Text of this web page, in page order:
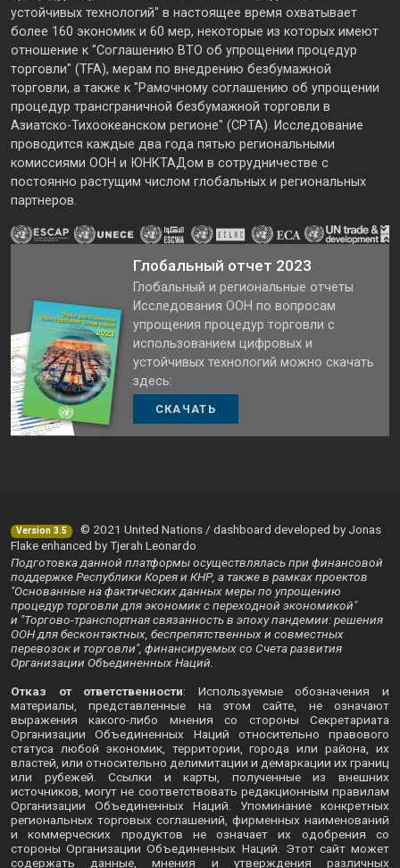
устойчивых технологий" в настоящее время охватывает
более 160 экономик и 60 мер, некоторые из которых имеют
отношение к "Соглашению ВТО об упрощении процедур
торговли" (TFA), мерам по внедрению безбумажной
торговли, а также к "Рамочному соглашению об упрощении
процедур трансграничной безбумажной торговли в
Азиатско-Тихоокеанском регионе" (CPTA). Исследование
проводится каждые два года пятью региональными
комиссиями ООН и ЮНКТАДом в сотрудничестве с
постоянно растущим числом глобальных и региональных
партнеров.
Глобальный отчет 2023
Глобальный и региональные отчеты
Исследования ООН по вопросам
упрощения процедур торговли с
использованием цифровых и
устойчивых технологий можно скачать
здесь:
СКАЧАТЬ
Version 3.5
© 2021 United Nations / dashboard developed by Jonas
Flake enhanced by Tjerah Leonardo
Подготовка данной платформы осуществлялась при финансовой
поддержке Республики Корея и КНР, а также в рамках проектов
"Основанные на фактических данных меры по упрощению
процедур торговли для экономик с переходной экономикой"
и "Торгово-транспортная связанность в эпоху пандемии: решения
ООН для бесконтактных, беспрепятственных и совместных
перевозок и торговли", финансируемых со Счета развития
Организации Объединенных Наций.
Отказ от ответственности: Используемые обозначения и
материалы, представленные на этом сайте, не означают
выражения какого-либо мнения со стороны Секретариата
Организации Объединенных Наций относительно правового
статуса любой экономик, территории, города или района, их
властей, или относительно делимитации и демаркации их границ
или рубежей. Ссылки и карты, полученные из внешних
источников, могут не соответствовать редакционным правилам
Организации Объединенных Наций. Упоминание конкретных
региональных торговых соглашений, фирменных наименований
и коммерческих продуктов не означает их одобрения со
стороны Организации Объединенных Наций. Этот сайт может
содержать данные, мнения и утверждения различных